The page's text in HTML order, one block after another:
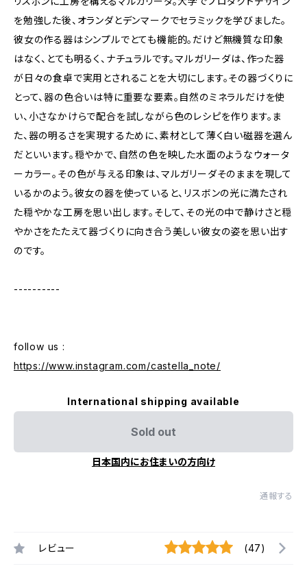
を勉強した後、オランダとデンマークでセラミックを学びました。
彼女の作る器はシンプルでとても機能的。だけど無機質な印象
はなく、とても明るく、ナチュラルです。マルガリーダは、作った器
が日々の食卓で実用とされることを大切にします。その器づくりに
とって、器の色合いは特に重要な要素。自然のミネラルだけを使
い、小さなかけらで配合を試しながら色のレシピを作ります。ま
た、器の明るさを実現するために、素材として薄く白い磁器を選ん
だといいます。穏やかで、自然の色を映した水面のようなウォータ
ーカラー。その色が与える印象は、マルガリーダそのままを現して
いるかのよう。彼女の器を使っていると、リスボンの光に満たされ
た穏やかな工房を思い出します。そして、その光の中で静けさと穏
やかさをたたえて器づくりに向き合う美しい彼女の姿を思い出す
のです。
----------
follow us :
https://www.instagram.com/castella_note/
International shipping available
Sold out
日本国内にお住まいの方向け
通報する
レビュー (47)